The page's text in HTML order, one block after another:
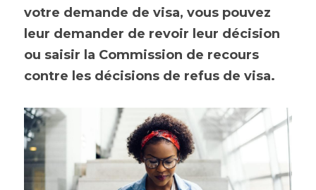
votre demande de visa, vous pouvez
leur demander de revoir leur décision
ou saisir la Commission de recours
contre les décisions de refus de visa.